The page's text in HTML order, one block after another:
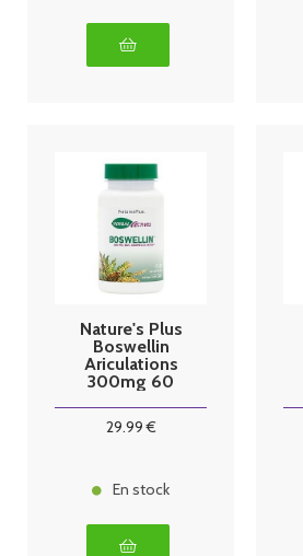
Nature's Plus
Boswellin
Ariculations
300mg 60
29.99€
En stock